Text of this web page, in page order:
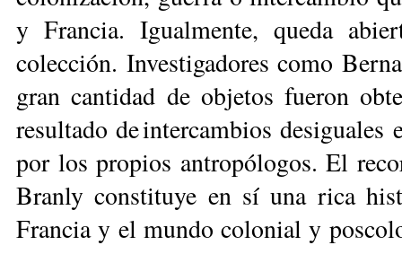
y ­Francia. Igualmente, queda
colección. Investigadores como
gran cantidad de objetos fueron
resultado de intercambios
por los propios antropólogos. El
Branly constituye en sí una rica
Francia y el mundo colonial y